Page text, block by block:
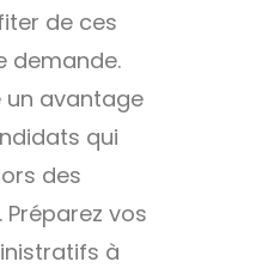
de ces
demande.
un avantage
qui
des
vos
à